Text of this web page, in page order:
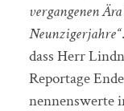
vergangenen
Neunzigerjahre“
dass Herr
Reportage
nennenswerte